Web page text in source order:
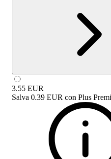
3.55 EUR
Salva 0.39 EUR con Plus